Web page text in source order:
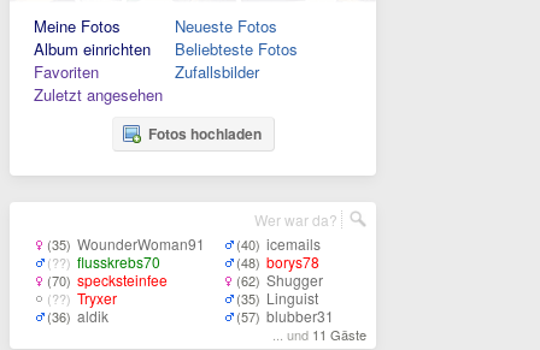
Meine Fotos
Album einrichten
Favoriten
Zuletzt angesehen
Neueste Fotos
Beliebteste Fotos
Zufallsbilder
Fotos hochladen
(35) WounderWoman91
(??) flusskrebs70
(70) specksteinfee
(??) Tryxer
(36) aldik
(40) icemails
(48) borys78
(62) Shugger
(35) Linguist
(57) blubber31
... und 11 Gäste
Wer war da?